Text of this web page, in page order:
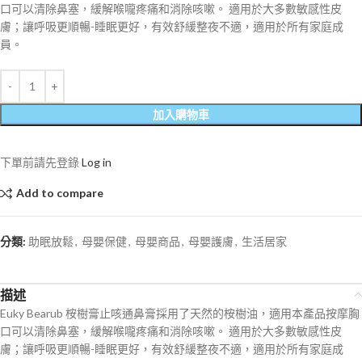
口可以清除鼻塞，緩解喉嚨疼痛和消除咳嗽。 適用於大多數敏感性皮
膚；讓呼吸更順暢-睡眠更好，有效舒緩整夜不適，適用於所有家庭成
員。
加入購物車
下單前請先登錄Log in
Add to compare
分類: 助眠放鬆, 母嬰保健, 母嬰商品, 母嬰護膚, 生活居家
描述
Euky Bearub 桉樹膏止咳通鼻膏採用了天然的桉樹油，適用本產品按摩胸
口可以清除鼻塞，緩解喉嚨疼痛和消除咳嗽。 適用於大多數敏感性皮
膚；讓呼吸更順暢-睡眠更好，有效舒緩整夜不適，適用於所有家庭成